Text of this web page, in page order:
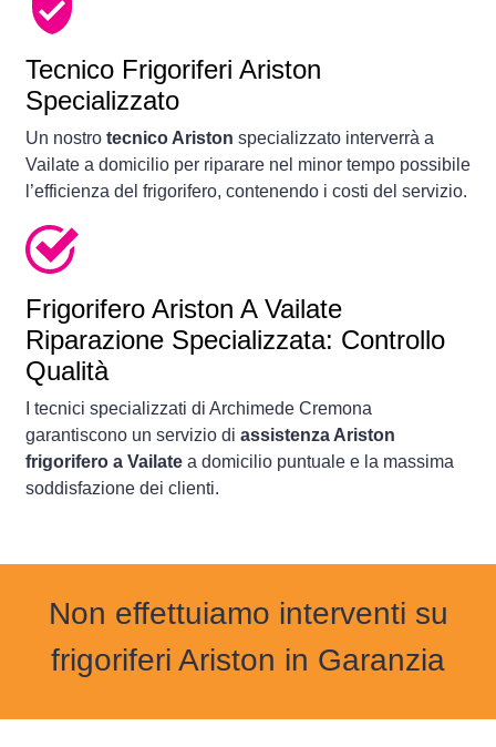
Tecnico Frigoriferi Ariston
Specializzato
Un nostro tecnico Ariston specializzato interverrà a
Vailate a domicilio per riparare nel minor tempo possibile
l’efficienza del frigorifero, contenendo i costi del servizio.
Frigorifero Ariston A Vailate
Riparazione Specializzata: Controllo
Qualità
I tecnici specializzati di Archimede Cremona
garantiscono un servizio di assistenza Ariston
frigorifero a Vailate a domicilio puntuale e la massima
soddisfazione dei clienti.
Non effettuiamo interventi su
frigoriferi Ariston in Garanzia